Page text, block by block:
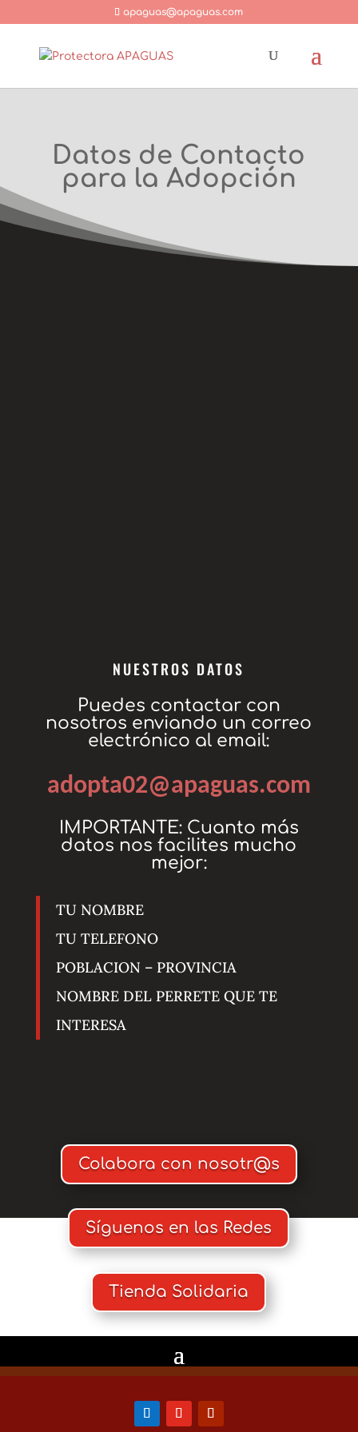
apaguas@apaguas.com
Datos de Contacto
para la Adopción
NUESTROS DATOS
Puedes contactar con
nosotros enviando un correo
electrónico al email:
adopta02@apaguas.com
IMPORTANTE: Cuanto más
datos nos facilites mucho
mejor:
TU NOMBRE
TU TELEFONO
POBLACION – PROVINCIA
NOMBRE DEL PERRETE QUE TE
INTERESA
Colabora con nosotr@s
Síguenos en las Redes
Tienda Solidaria